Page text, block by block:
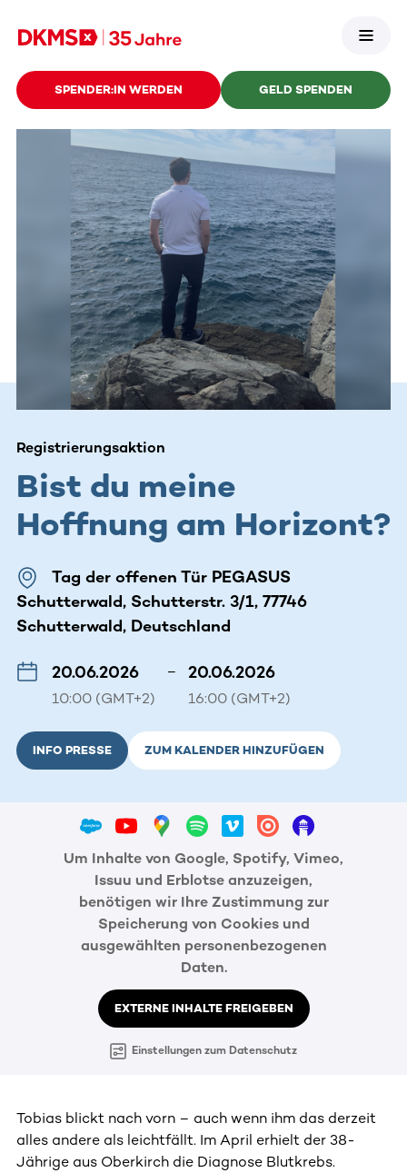
SPENDER:IN WERDEN GELD SPENDEN
Registrierungsaktion
Bist du meine
Hoffnung am Horizont?
Tag der offenen Tür PEGASUS
Schutterwald, Schutterstr. 3/1, 77746
Schutterwald, Deutschland
20.06.2026
10:00 (GMT+2)
– 20.06.2026
16:00 (GMT+2)
INFO PRESSE ZUM KALENDER HINZUFÜGEN
Um Inhalte von Google, Spotify, Vimeo,
Issuu und Erblotse anzuzeigen,
benötigen wir Ihre Zustimmung zur
Speicherung von Cookies und
ausgewählten personenbezogenen
Daten.
EXTERNE INHALTE FREIGEBEN
Einstellungen zum Datenschutz
Tobias blickt nach vorn – auch wenn ihm das derzeit
alles andere als leichtfällt. Im April erhielt der 38-
Jährige aus Oberkirch die Diagnose Blutkrebs.